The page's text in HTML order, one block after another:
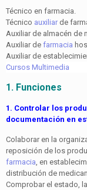
Técnico en farmacia.
Técnico auxiliar de
Auxiliar de almacén de
Auxiliar de farmacia
Auxiliar de
Cursos Multimedia
1. Funciones
1. Controlar los
documentación en
Colaborar en la
reposición de los
farmacia, en
distribución de
Comprobar el estado,